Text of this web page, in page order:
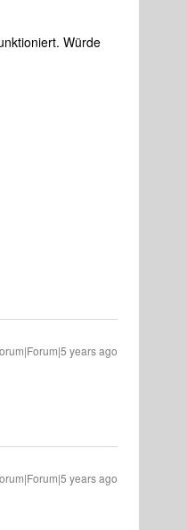
Würde
years ago
years ago